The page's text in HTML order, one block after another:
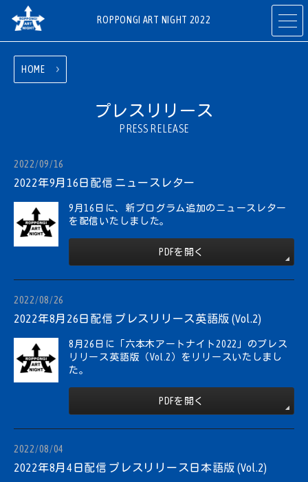
ROPPONGI ART NIGHT 2022
開催概要
PROGRAMS
参加ギャラリー
ART GALLERIES
RESTAURANTS
& SHOPS
JA EN
CN
KR
HOME
プレスリリース
PRESS RELEASE
2022/09/16
2022年9月16日配信 ニュースレター
9月16日に、新プログラム追加のニュースレター
を配信いたしました。
PDFを開く
2022/08/26
2022年8月26日配信 プレスリリース英語版 (Vol.2)
8月26日に「六本木アートナイト2022」のプレス
リリース英語版（Vol.2）をリリースいたしまし
た。
PDFを開く
2022/08/04
2022年8月4日配信 プレスリリース日本語版 (Vol.2)